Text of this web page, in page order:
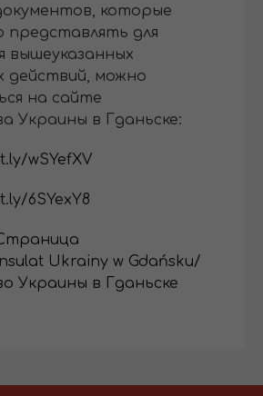
которые
представлять для
вышеуказанных
действий, можно
на сайте
Украины в Гданьске:
wSYefXV
6SYexY8
Ukrainy w Gdańsku/
Украины в Гданьске